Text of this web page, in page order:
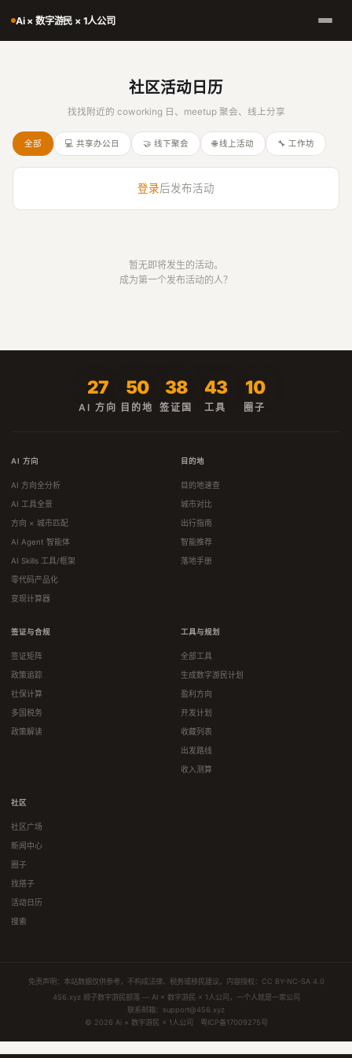
Ai × 数字游民 × 1人公司
社区活动日历
找找附近的 coworking 日、meetup 聚会、线上分享
全部 💻 共享办公日 🤝 线下聚会 🌐 线上活动 🔧 工作坊
登录后发布活动
暂无即将发生的活动。
成为第一个发布活动的人？
27
AI 方向
50
目的地
38
签证国
43
工具
10
圈子
AI 方向
AI 方向全分析
AI 工具全景
方向 × 城市匹配
AI Agent 智能体
AI Skills 工具/框架
零代码产品化
变现计算器
目的地
目的地速查
城市对比
出行指南
智能推荐
落地手册
签证与合规
签证矩阵
政策追踪
社保计算
多国税务
政策解读
工具与规划
全部工具
生成数字游民计划
盈利方向
开发计划
收藏列表
出发路线
收入测算
社区
社区广场
新闻中心
圈子
找搭子
活动日历
搜索
免责声明：本站数据仅供参考，不构成法律、税务或移民建议。内容授权： CC BY-NC-SA 4.0
456.xyz 顺子数字游民部落 — AI × 数字游民 × 1人公司，一个人就是一家公司
联系邮箱： support@456.xyz
© 2026 Ai × 数字游民 × 1人公司
粤ICP备17009275号